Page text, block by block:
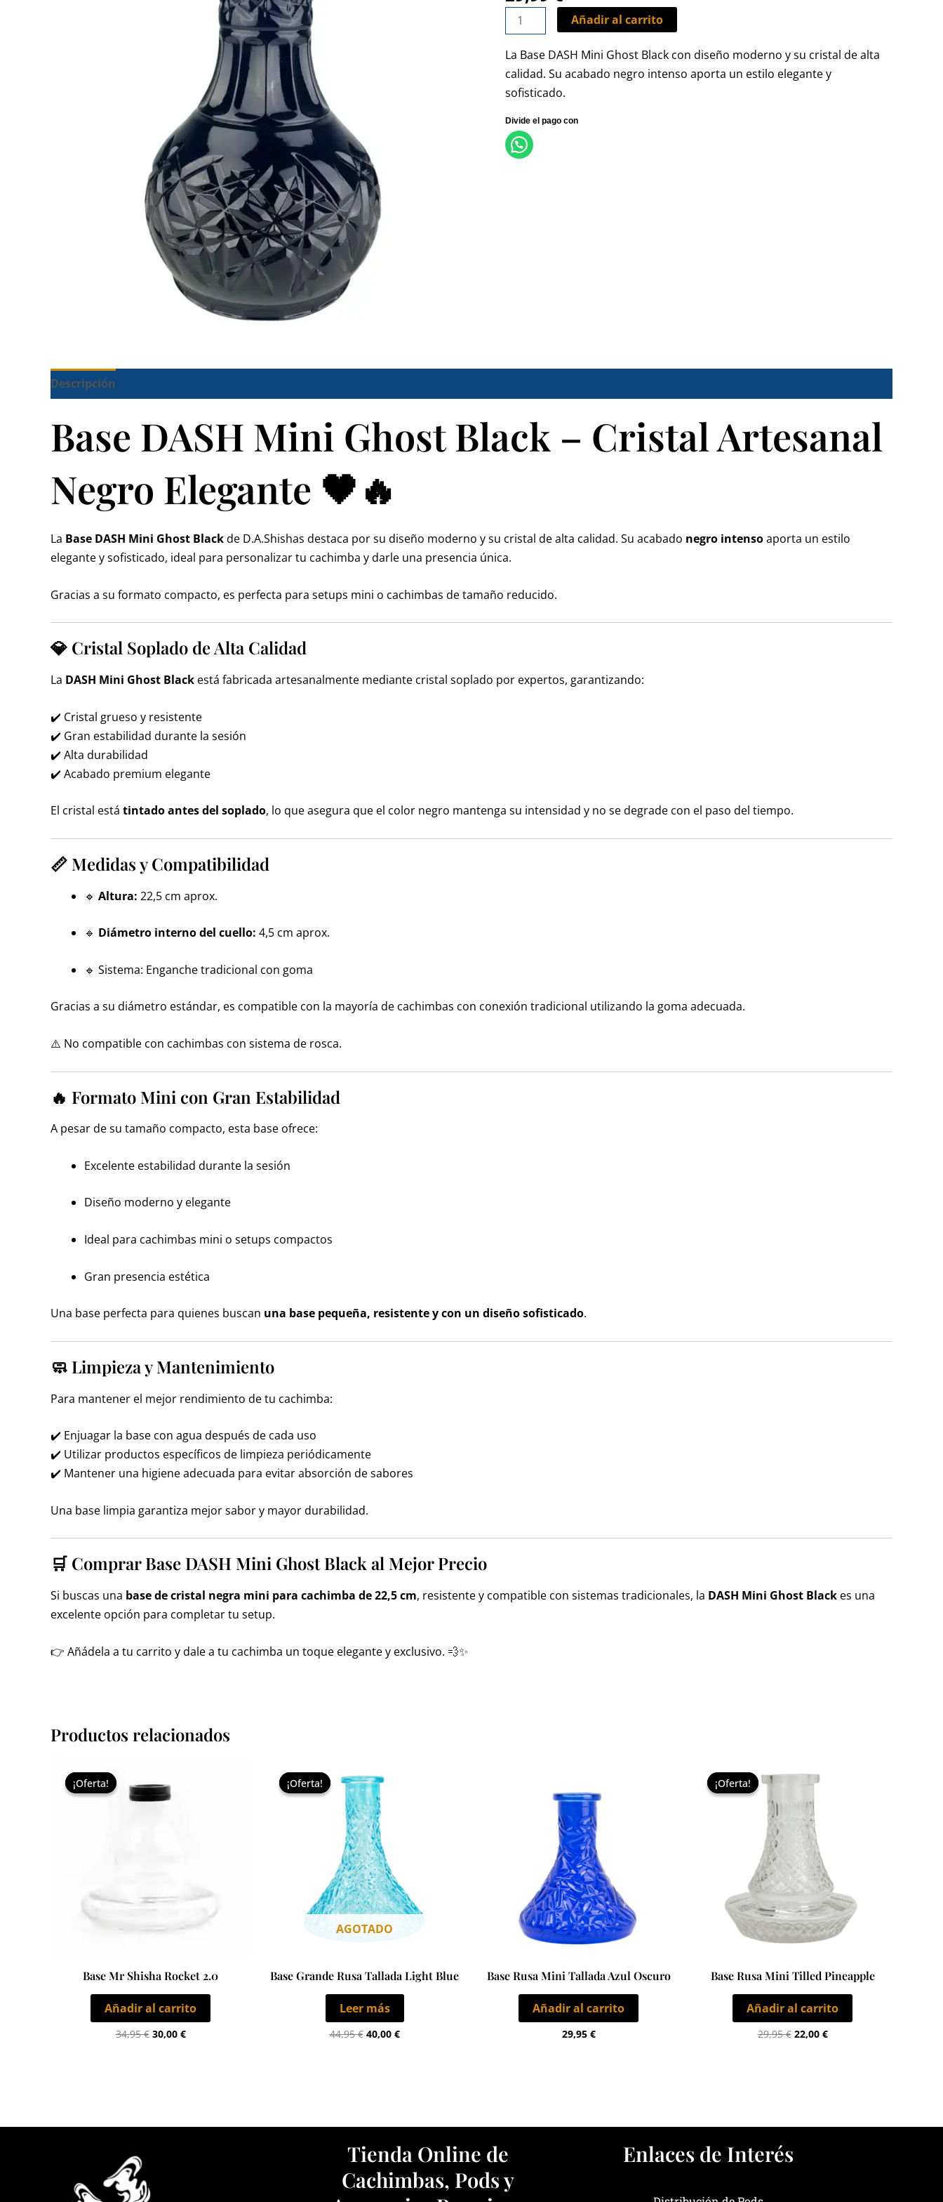
cantidad
Añadir al carrito
La Base DASH Mini Ghost Black con diseño moderno y su cristal de alta
calidad. Su acabado negro intenso aporta un estilo elegante y
sofisticado.
Descripción
Base DASH Mini Ghost Black – Cristal Artesanal
Negro Elegante 🖤🔥
La Base DASH Mini Ghost Blackde D.A.Shishas destaca por su diseño moderno y su cristal de alta calidad. Su acabado negro intensoaporta un estilo
elegante y sofisticado, ideal para personalizar tu cachimba y darle una presencia única.
Gracias a su formato compacto, es perfecta para setups mini o cachimbas de tamaño reducido.
💎 Cristal Soplado de Alta Calidad
La DASH Mini Ghost Black está fabricada artesanalmente mediante cristal soplado por expertos, garantizando:
✔️ Cristal grueso y resistente
✔️ Gran estabilidad durante la sesión
✔️ Alta durabilidad
✔️ Acabado premium elegante
El cristal está tintado antes del soplado, lo que asegura que el color negro mantenga su intensidad y no se degrade con el paso del tiempo.
📏 Medidas y Compatibilidad
🔹 Altura: 22,5 cm aprox.
🔹 Diámetro interno del cuello: 4,5 cm aprox.
🔹 Sistema: Enganche tradicional con goma
Gracias a su diámetro estándar, es compatible con la mayoría de cachimbas con conexión tradicional utilizando la goma adecuada.
⚠️ No compatible con cachimbas con sistema de rosca.
🔥 Formato Mini con Gran Estabilidad
A pesar de su tamaño compacto, esta base ofrece:
Excelente estabilidad durante la sesión
Diseño moderno y elegante
Ideal para cachimbas mini o setups compactos
Gran presencia estética
Una base perfecta para quienes buscan una base pequeña, resistente y con un diseño sofisticado.
🧼 Limpieza y Mantenimiento
Para mantener el mejor rendimiento de tu cachimba:
✔️ Enjuagar la base con agua después de cada uso
✔️ Utilizar productos específicos de limpieza periódicamente
✔️ Mantener una higiene adecuada para evitar absorción de sabores
Una base limpia garantiza mejor sabor y mayor durabilidad.
🛒 Comprar Base DASH Mini Ghost Black al Mejor Precio
Si buscas una base de cristal negra mini para cachimba de 22,5 cm, resistente y compatible con sistemas tradicionales, la DASH Mini Ghost Black es una
excelente opción para completar tu setup.
👉 Añádela a tu carrito y dale a tu cachimba un toque elegante y exclusivo. 💨✨
Productos relacionados
¡Oferta!
¡Oferta!
Base Mr Shisha Rocket 2.0
Añadir al carrito
34,95€
original
era:
30,00 €
¡Oferta!
AGOTADO
¡Oferta!
Base Grande Rusa Tallada Light Blue
Leer más
44,95€
precio
original
era:
44,95 €.
40,00 €
Base Rusa Mini Tallada Azul Oscuro
Añadir al carrito
29,95 €
¡Oferta!
¡Oferta!
Base Rusa Mini Tilled Pineapple
Añadir al carrito
29,95€
precio
original
era:
29,95 €.
22,00 €
Tienda Online de
Cachimbas, Pods y
Enlaces de Interés